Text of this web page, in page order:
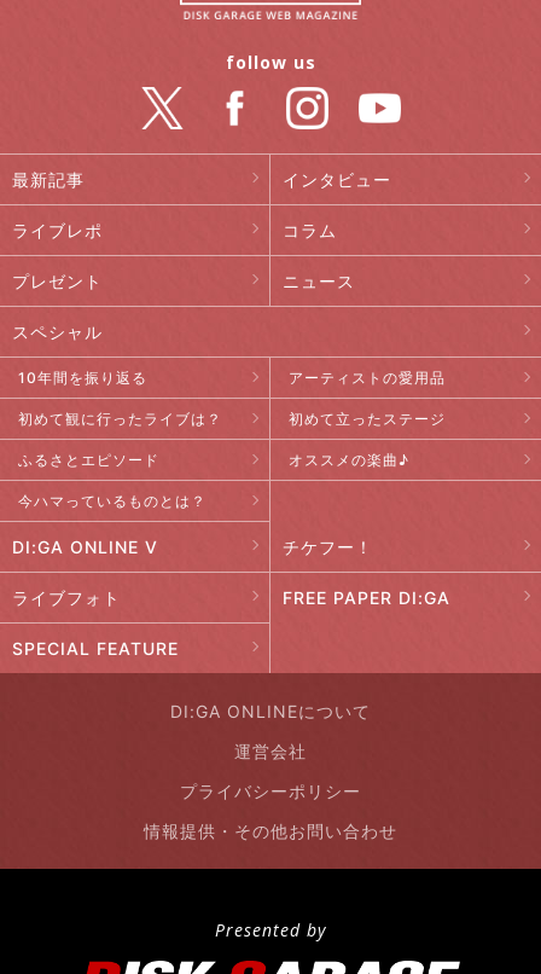
最新記事 インタビュー
ライブレポ コラム
プレゼント ニュース
スペシャル
10年間を振り返る アーティストの愛用品
初めて観に行ったライブは？ 初めて立ったステージ
ふるさとエピソード オススメの楽曲♪
今ハマっているものとは？
DI:GA ONLINE V チケフー！
ライブフォト FREE PAPER DI:GA
SPECIAL FEATURE
follow us
DI:GA ONLINEについて
運営会社
プライバシーポリシー
情報提供・その他お問い合わせ
Presented by